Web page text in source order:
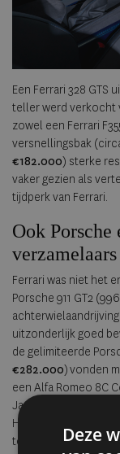
Een Ferrari 328 GTS
teller werd verkocht
zowel een Ferrari
versnellingsbak
€182.000) sterke
vaker gezien als
tijdperk van Ferrari.
Ook
verzamelaars
Ferrari was niet het
Porsche 911 GT2
uitzonderlijk goed
de gelimiteerde
€282.000) vonden
een Alfa Romeo 8C
Japanse uitvoering
Het geveilde
teller, werd verkocht
Deze